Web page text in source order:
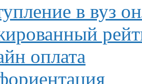
в вуз
оплата